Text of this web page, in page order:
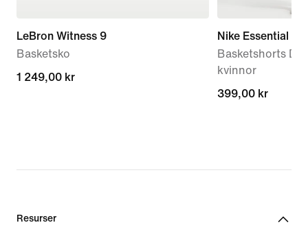
LeBron Witness 9
Basketsko
1 249,00 kr
1 249,00 kr
Nike Essential
Basketshorts
kvinnor
399,00 kr
399,00 kr
Resurser